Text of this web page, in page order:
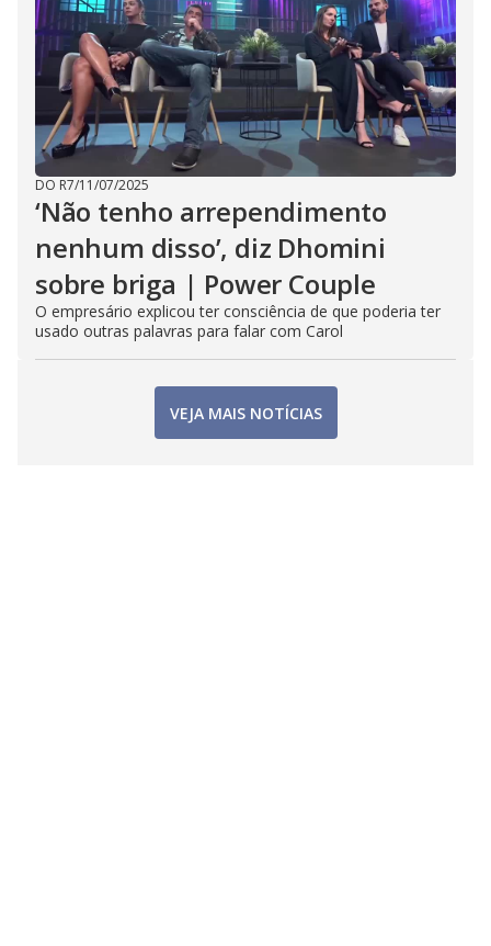
DO R7/11/07/2025
‘Não tenho arrependimento
nenhum disso’, diz Dhomini
sobre briga | Power Couple
O empresário explicou ter consciência de que poderia ter
usado outras palavras para falar com Carol
VEJA MAIS NOTÍCIAS